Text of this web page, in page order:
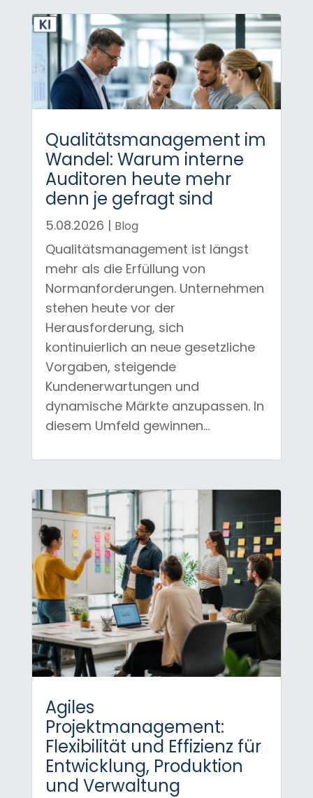
Qualitätsmanagement im
Wandel: Warum interne
Auditoren heute mehr
denn je gefragt sind
5.08.2026 | Blog
Qualitätsmanagement ist längst
mehr als die Erfüllung von
Normanforderungen. Unternehmen
stehen heute vor der
Herausforderung, sich
kontinuierlich an neue gesetzliche
Vorgaben, steigende
Kundenerwartungen und
dynamische Märkte anzupassen. In
diesem Umfeld gewinnen...
Agiles
Projektmanagement:
Flexibilität und Effizienz für
Entwicklung, Produktion
und Verwaltung